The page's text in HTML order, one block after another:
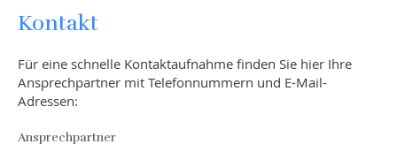
Kontakt
Für eine schnelle Kontaktaufnahme finden Sie hier Ihre
Ansprechpartner mit Telefonnummern und E-Mail-
Adressen:
Ansprechpartner